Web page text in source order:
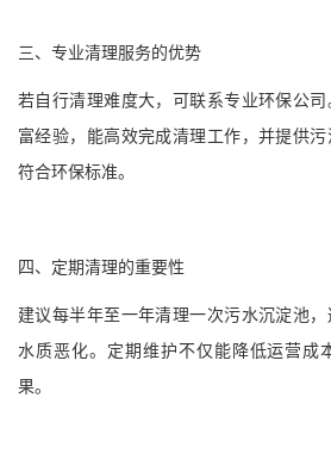
三、专业清理服务的优势
若自行清理难度大，可联系专业环保公
富经验，能高效完成清理工作，并提供
符合环保标准。
四、定期清理的重要性
建议每半年至一年清理一次污水沉淀池
水质恶化。定期维护不仅能降低运营成
果。